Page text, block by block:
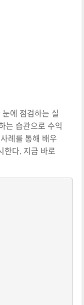
에 점검하는 실
는 습관으로 수익
례를 통해 배우
한다. 지금 바로